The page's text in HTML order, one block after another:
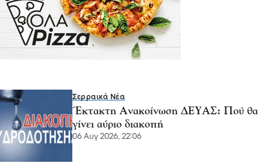
Σερραικά Νέα
Έκτακτη Ανακοίνωση ΔΕΥΑΣ: Πού θα
γίνει αύριο διακοπή
06 Αυγ 2026, 22:06